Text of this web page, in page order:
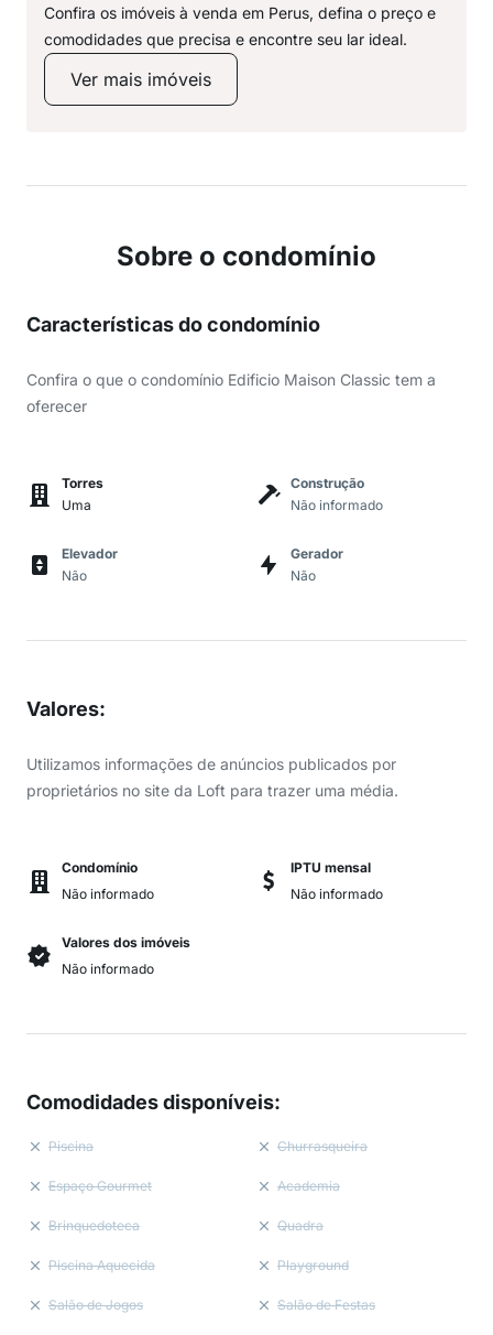
Confira os imóveis à venda em Perus, defina o preço e
comodidades que precisa e encontre seu lar ideal.
Ver mais imóveis
Sobre o condomínio
Características do condomínio
Confira o que o condomínio Edificio Maison Classic tem a
oferecer
Torres
Uma
Construção
Não informado
Elevador
Não
Gerador
Não
Valores:
Utilizamos informações de anúncios publicados por
proprietários no site da Loft para trazer uma média.
Condomínio
Não informado
IPTU mensal
Não informado
Valores dos imóveis
Não informado
Comodidades disponíveis:
Piscina Churrasqueira
Espaço Gourmet Academia
Brinquedoteca Quadra
Piscina Aquecida Playground
Salão de Jogos Salão de Festas